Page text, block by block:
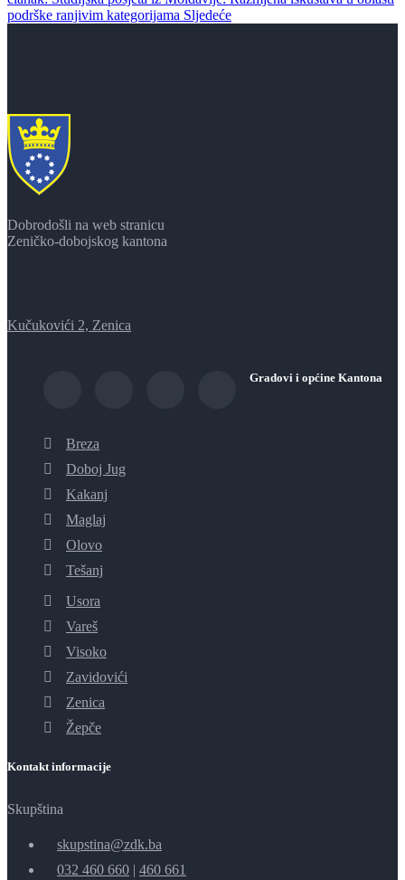
podrške ranjivim kategorijama Sljedeće
Dobrodošli na web stranicu
Zeničko-dobojskog kantona
Kučukovići 2, Zenica
Gradovi i općine Kantona
Breza
Doboj Jug
Kakanj
Maglaj
Olovo
Tešanj
Usora
Vareš
Visoko
Zavidovići
Zenica
Žepče
Kontakt informacije
Skupština
skupstina@zdk.ba
032 460 660 | 460 661